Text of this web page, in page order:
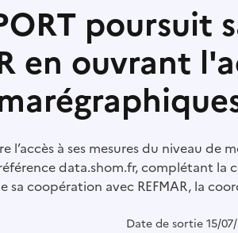
poursuit
en ouvrant
l’accès à ses mesures du niveau
data.shom.fr, complétant la
sa coopération avec REFMAR, la
Date de sortie 15/